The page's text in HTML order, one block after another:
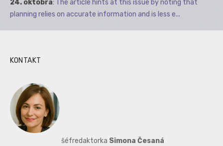
24. októbra: The article hints at this issue by noting that
planning relies on accurate information and is less e...
KONTAKT
šéfredaktorka Simona Česaná